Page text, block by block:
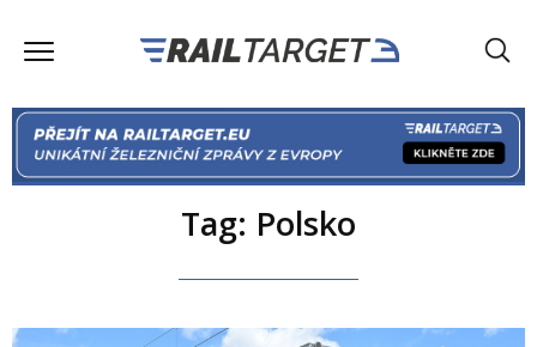
Tag: Polsko